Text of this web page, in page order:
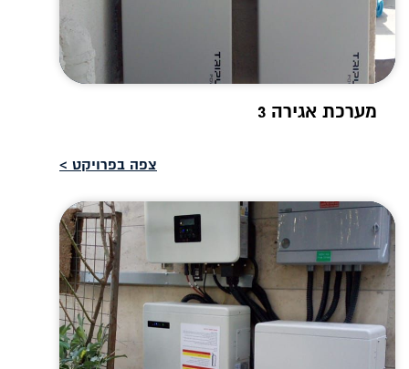
מערכת אגירה 3
צפה בפרויקט >